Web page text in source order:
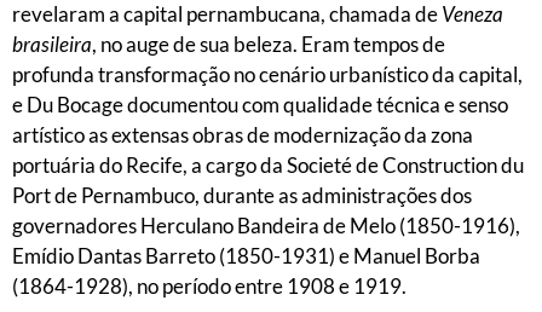
revelaram a capital pernambucana, chamada deVeneza
brasileira, no auge de sua beleza. Eram tempos de
profunda transformação no cenário urbanístico da capital,
e Du Bocage documentou com qualidade técnica e senso
artístico as extensas obras de modernização da zona
portuária do Recife, a cargo da Societé de Construction du
Port de Pernambuco, durante as administrações dos
governadores Herculano Bandeira de Melo (1850-1916),
Emídio Dantas Barreto (1850-1931) e Manuel Borba
(1864-1928), no período entre 1908 e 1919.